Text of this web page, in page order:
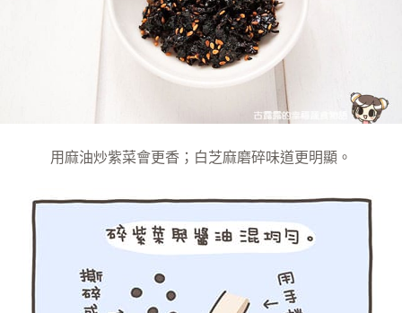
用麻油炒紫菜會更香；白芝麻磨碎味道更明顯。